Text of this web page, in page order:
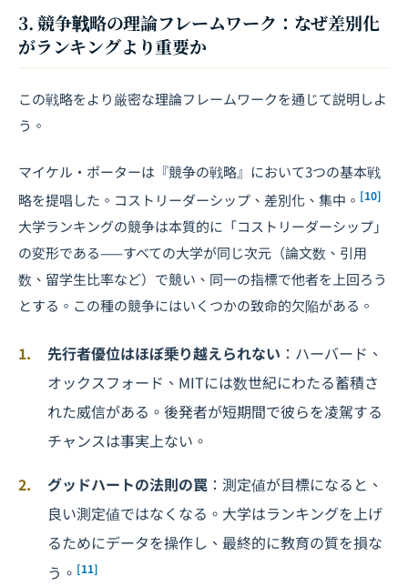
3. 競争戦略の理論フレームワーク：なぜ差別化
がランキングより重要か
この戦略をより厳密な理論フレームワークを通じて説明しよ
う。
マイケル・ポーターは『競争の戦略』において3つの基本戦
略を提唱した。コストリーダーシップ、差別化、集中。 [10]
大学ランキングの競争は本質的に「コストリーダーシップ」
の変形である——すべての大学が同じ次元（論文数、引用
数、留学生比率など）で競い、同一の指標で他者を上回ろう
とする。この種の競争にはいくつかの致命的欠陥がある。
先行者優位はほぼ乗り越えられない ：ハーバード、
オックスフォード、MITには数世紀にわたる蓄積さ
れた威信がある。後発者が短期間で彼らを凌駕する
チャンスは事実上ない。
グッドハートの法則の罠 ：測定値が目標になると、
良い測定値ではなくなる。大学はランキングを上げ
るためにデータを操作し、最終的に教育の質を損な
う。 [11]